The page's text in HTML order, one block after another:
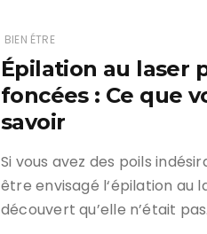
BIEN ÉTRE
Épilation au laser
foncées : Ce que
savoir
Si vous avez des poils
être envisagé l‘épilation au
découvert qu’elle n’était